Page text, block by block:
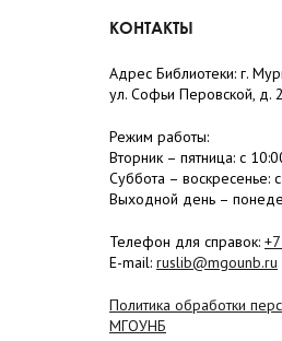
КОНТАКТЫ
Адрес Библиотеки: г.
ул. Софьи Перовской, д.
Режим работы:
Вторник – пятница: с
Суббота – воскресенье:
Выходной день –
Телефон для справок:
E-mail: ruslib@mgounb.ru
Политика обработки
МГОУНБ